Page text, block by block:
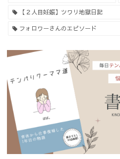
【２人目妊娠】ツワリ地獄日記
フォロワーさんのエピソード